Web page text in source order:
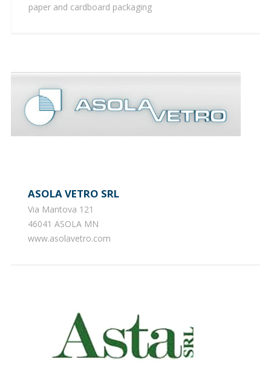
paper and cardboard packaging
ASOLA VETRO SRL
Via Mantova 121
46041 ASOLA MN
www.asolavetro.com